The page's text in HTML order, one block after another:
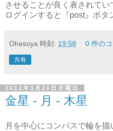
させることが良く表されて
ログインすると『post』ボタ
Ohesoya 時刻: 19:58 0 件の
共有
2012年3月26日月曜日
金星 - 月 - 木星
月を中心にコンパスで輪を